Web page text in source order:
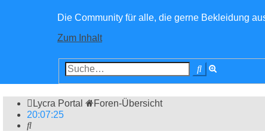
Die Community für alle, die gerne Bekleidung
Zum Inhalt
Suche
Lycra Portal
Foren-Übersicht
20:07:26
Suche